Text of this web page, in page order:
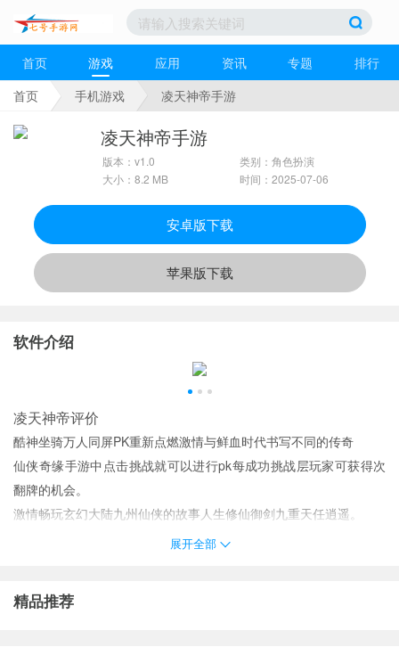
首页 游戏 应用 资讯 专题
排行
首页
手机游戏 凌天神帝手游
凌天神帝手游
版本：v1.0
大小：8.2 MB
类别：角色扮演
时间：2025-07-06
安卓版下载
苹果版下载
软件介绍
凌天神帝评价
酷神坐骑万人同屏PK重新点燃激情与鲜血时代书写不同的传奇
仙侠奇缘手游中点击挑战就可以进行pk每成功挑战层玩家可获得次
翻牌的机会。
激情畅玩玄幻大陆九州仙侠的故事人生修仙御剑九重天任逍遥。
设计非常精美的副本任务让我们畅玩高度配合的模拟作战铸就激情
1、由享受任性杀人的快感内置即时声音激情开黑兄弟共战天下千百
展开全部
精品推荐